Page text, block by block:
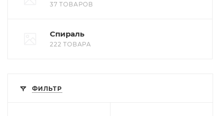
37 ТОВАРОВ
Спираль
222 ТОВАРА
ФИЛЬТР